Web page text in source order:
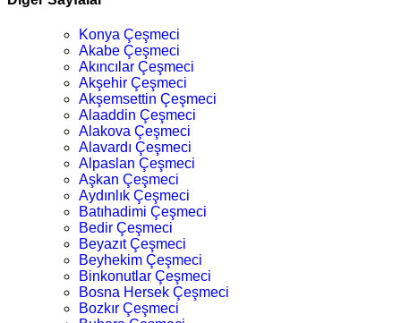
Konya Çeşmeci
Akabe Çeşmeci
Akıncılar Çeşmeci
Akşehir Çeşmeci
Akşemsettin Çeşmeci
Alaaddin Çeşmeci
Alakova Çeşmeci
Alavardı Çeşmeci
Alpaslan Çeşmeci
Aşkan Çeşmeci
Aydınlık Çeşmeci
Batıhadimi Çeşmeci
Bedir Çeşmeci
Beyazıt Çeşmeci
Beyhekim Çeşmeci
Binkonutlar Çeşmeci
Bosna Hersek Çeşmeci
Bozkır Çeşmeci